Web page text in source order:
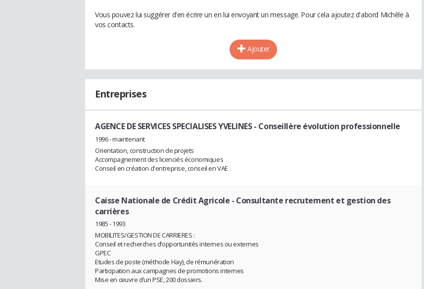
Vous pouvez lui suggérer d'en écrire un en lui envoyant un message. Pour cela ajoutez d'abord Michèle à
vos contacts.
Ajouter
Entreprises
AGENCE DE SERVICES SPECIALISES YVELINES- Conseillère évolution professionnelle
1996 - maintenant
Orientation, construction de projets
Accompagnement des licenciés économiques
Conseil en création d'entreprise, conseil en VAE
Caisse Nationale de Crédit Agricole - Consultante recrutement et gestion des
carrières
1985 - 1993
MOBILITES/GESTION DE CARRIERES :
Conseil et recherches d’opportunités internes ou externes
GPEC
Etudes de poste (méthode Hay), de rémunération
Participation aux campagnes de promotions internes
Mise en œuvre d’un PSE, 200 dossiers.